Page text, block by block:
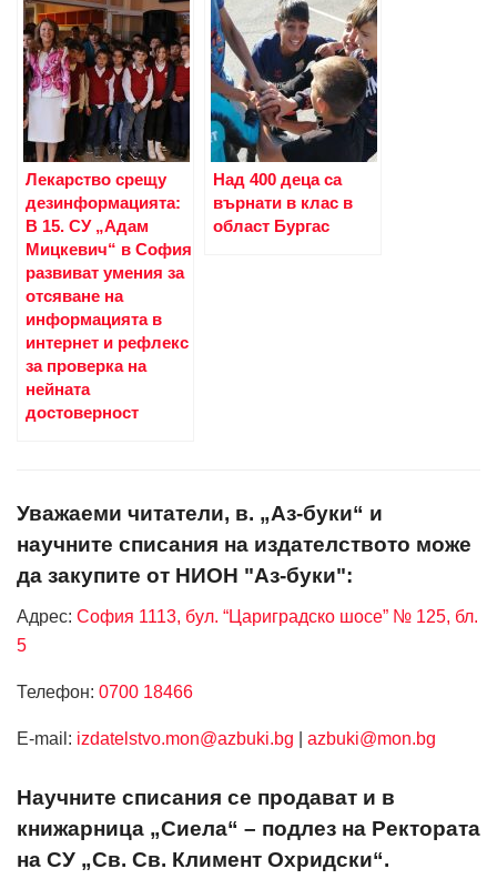
Лекарство срещу
дезинформацията:
В 15. СУ „Адам
Мицкевич“ в София
развиват умения за
отсяване на
информацията в
интернет и рефлекс
за проверка на
нейната
достоверност
Над 400 деца са
върнати в клас в
област Бургас
Уважаеми читатели, в. „Аз-буки“ и
научните списания на издателството може
да закупите от НИОН "Аз-буки":
Адрес: София 1113, бул. “Цариградско шосе” № 125, бл.
5
Телефон: 0700 18466
Е-mail: izdatelstvo.mon@azbuki.bg azbuki@mon.bg
Научните списания се продават и в
книжарница „Сиела“ – подлез на Ректората
на СУ „Св. Св. Климент Охридски“.